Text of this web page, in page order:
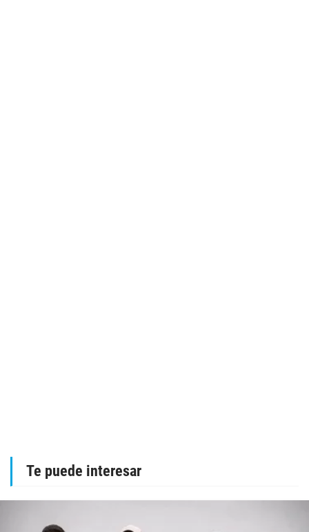
Te puede interesar